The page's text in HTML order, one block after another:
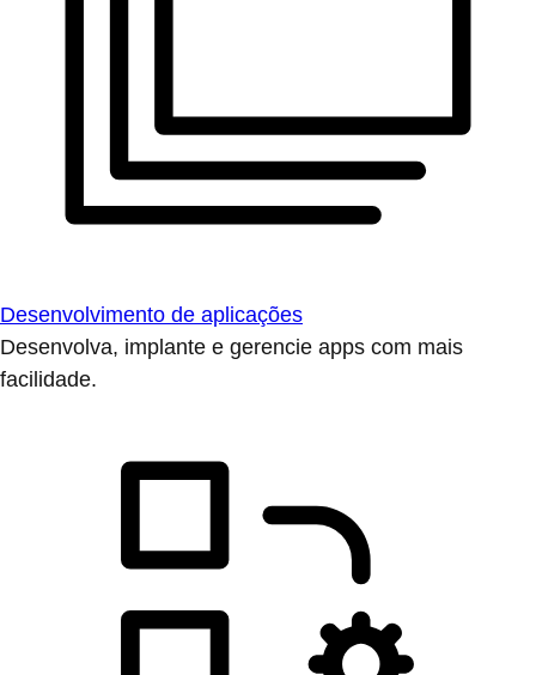
Desenvolvimento de aplicações
Desenvolva, implante e gerencie apps com mais
facilidade.